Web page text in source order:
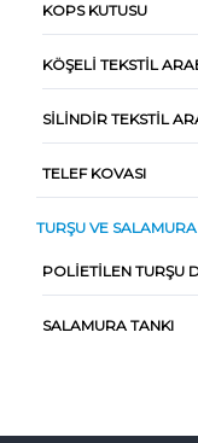
KOPS KUTUSU
KÖŞELI TEKSTIL
SILINDIR TEKSTIL
TELEF KOVASI
TURŞU VE
POLIETILEN TURŞU
SALAMURA TANKI